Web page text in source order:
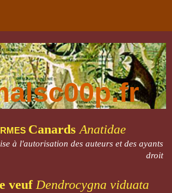
Canards Anatidae
à l'autorisation des auteurs et des ayants
droit
veuf Dendrocygna viduata